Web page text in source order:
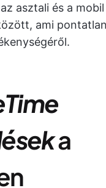
asztali és a mobil
ami
a